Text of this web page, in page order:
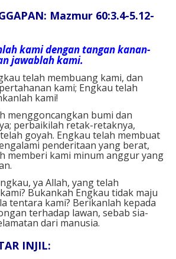
Mazmur 60:3.4-5.12-
kami dengan tangan kanan-
jawablah kami.
telah membuang kami, dan
kami; Engkau telah
kami!
menggoncangkan bumi dan
perbaikilah retak-retaknya,
goyah. Engkau telah membuat
penderitaan yang berat,
memberi kami minum anggur yang
ya Allah, yang telah
Bukankah Engkau tidak maju
tentara kami? Berikanlah kepada
terhadap lawan, sebab sia-
dari manusia.
INJIL: